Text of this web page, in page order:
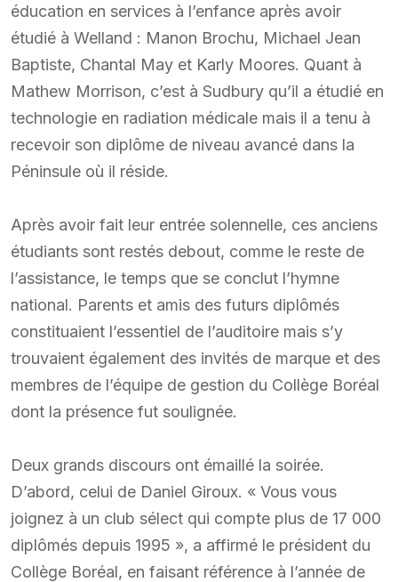
éducation en services à l’enfance après avoir
étudié à Welland : Manon Brochu, Michael Jean
Baptiste, Chantal May et Karly Moores. Quant à
Mathew Morrison, c’est à Sudbury qu’il a étudié en
technologie en radiation médicale mais il a tenu à
recevoir son diplôme de niveau avancé dans la
Péninsule où il réside.
Après avoir fait leur entrée solennelle, ces anciens
étudiants sont restés debout, comme le reste de
l’assistance, le temps que se conclut l’hymne
national. Parents et amis des futurs diplômés
constituaient l’essentiel de l’auditoire mais s’y
trouvaient également des invités de marque et des
membres de l’équipe de gestion du Collège Boréal
dont la présence fut soulignée.
Deux grands discours ont émaillé la soirée.
D’abord, celui de Daniel Giroux. « Vous vous
joignez à un club sélect qui compte plus de 17 000
diplômés depuis 1995 », a affirmé le président du
Collège Boréal, en faisant référence à l’année de